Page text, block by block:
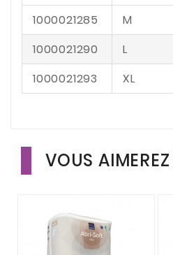
1000021285
M
1000021290
L
1000021293
XL
VOUS